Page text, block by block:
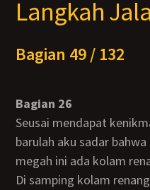
Langkah
Bagian 49 / 132
Bagian 26
Seusai mendapat kenikmatan yang luar biasa itu,
barulah aku sadar
megah ini ada kolam
Di samping kolam renang itu ada taman kecil yang